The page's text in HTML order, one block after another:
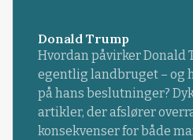
Donald Trump
Hvordan påvirker Donald
egentlig landbruget – og
på hans beslutninger?
artikler, der afslører
konsekvenser for både